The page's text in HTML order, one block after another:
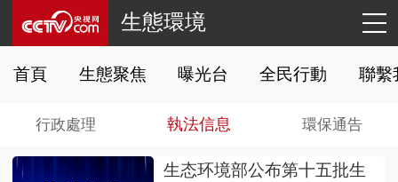
生態環境
首頁 生態聚焦 曝光台 全民行動 聯繫
行政處理 執法信息 環保通告
生态环境部公布第十五批生